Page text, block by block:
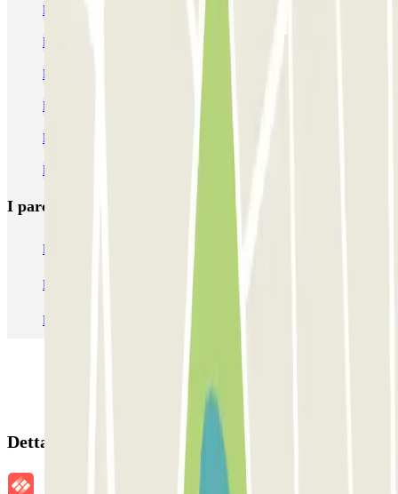
Parcheggi alla Gare d'Austerlitz
Parcheggi alla Gare de Lyon
Parcheggio vicino alla stazione F di Parigi
Parcheggi vicino al Pantheon
Parcheggio vicino all'isola di St-Louis
Parcheggio vicino alla Sorbona
I parcheggi
Parcheggio Venezia Parcheggio Piazzale Roma Venezia
Parcheggio Roma
Parcheggio Malpensa Terminal 1 Parcheggio Malpensa
Dettagli della prenotazione